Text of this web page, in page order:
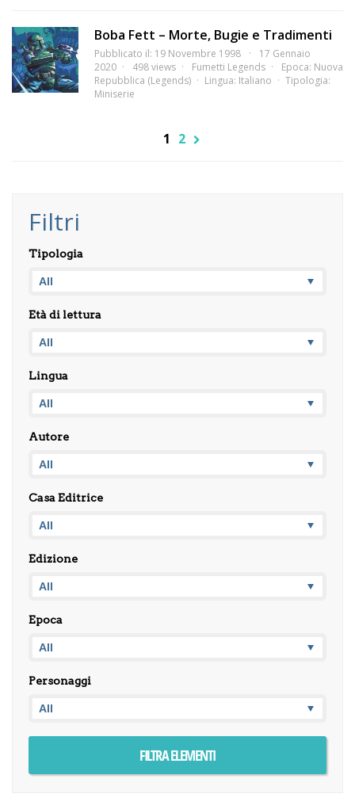
Boba Fett – Morte, Bugie e Tradimenti
Pubblicato il: 19 Novembre 1998
17 Gennaio
2020
498 views Fumetti Legends Epoca: Nuova
Repubblica (Legends)
Lingua: Italiano
Tipologia:
Miniserie
1 2
Filtri
Tipologia
Età di lettura
Lingua
Autore
Casa Editrice
Edizione
Epoca
Personaggi